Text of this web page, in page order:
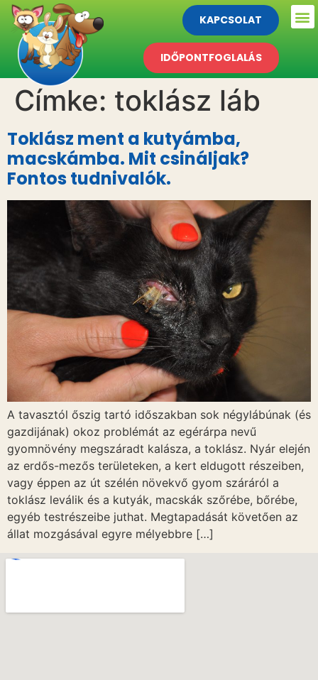
KAPCSOLAT
IDŐPONTFOGLALÁS
Címke: toklász láb
Toklász ment a kutyámba,
macskámba. Mit csináljak?
Fontos tudnivalók.
A tavasztól őszig tartó időszakban sok négylábúnak (és
gazdijának) okoz problémát az egérárpa nevű
gyomnövény megszáradt kalásza, a toklász. Nyár elején
az erdős-mezős területeken, a kert eldugott részeiben,
vagy éppen az út szélén növekvő gyom száráról a
toklász leválik és a kutyák, macskák szőrébe, bőrébe,
egyéb testrészeibe juthat. Megtapadását követően az
állat mozgásával egyre mélyebbre […]